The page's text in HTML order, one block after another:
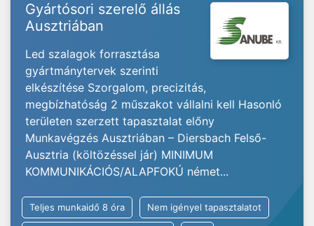
Gyártósori szerelő állás
Ausztriában
Led szalagok forrasztása
gyártmánytervek szerinti
elkészítése Szorgalom, precizitás,
megbízhatóság 2 műszakot vállalni kell Hasonló
területen szerzett tapasztalat előny
Munkavégzés Ausztriában – Diersbach Felső-
Ausztria (költözéssel jár) MINIMUM
KOMMUNIKÁCIÓS/ALAPFOKÚ német...
Teljes munkaidő 8 óra Nem igényel tapasztalatot